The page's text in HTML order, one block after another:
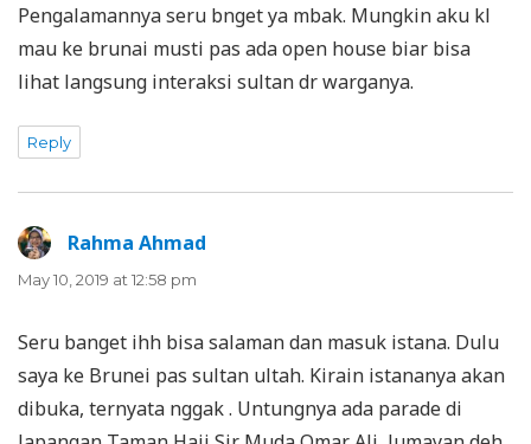
Pengalamannya seru bnget ya mbak. Mungkin aku kl
mau ke brunai musti pas ada open house biar bisa
lihat langsung interaksi sultan dr warganya.
Reply
Rahma Ahmad
May 10, 2019 at 12:58 pm
Seru banget ihh bisa salaman dan masuk istana. Dulu
saya ke Brunei pas sultan ultah. Kirain istananya akan
dibuka, ternyata nggak . Untungnya ada parade di